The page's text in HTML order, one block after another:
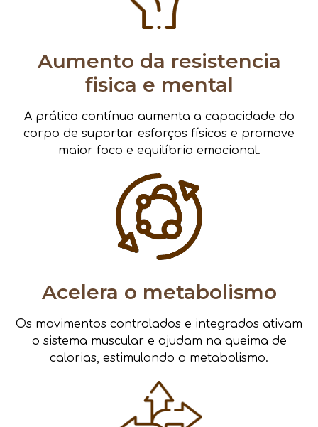
Aumento da resistencia
fisica e mental
A prática contínua aumenta a capacidade do
corpo de suportar esforços físicos e promove
maior foco e equilíbrio emocional.
Acelera o metabolismo
Os movimentos controlados e integrados ativam
o sistema muscular e ajudam na queima de
calorias, estimulando o metabolismo.